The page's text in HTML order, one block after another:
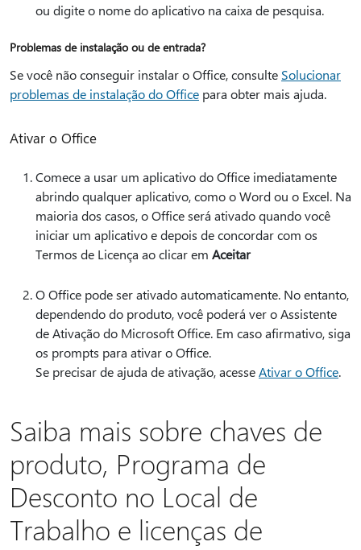
ou digite o nome do aplicativo na caixa de pesquisa.
Problemas de instalação ou de entrada?
Se você não conseguir instalar o Office, consulte Solucionar
problemas de instalação do Office para obter mais ajuda.
Ativar o Office
Comece a usar um aplicativo do Office imediatamente
abrindo qualquer aplicativo, como o Word ou o Excel. Na
maioria dos casos, o Office será ativado quando você
iniciar um aplicativo e depois de concordar com os
Termos de Licença ao clicar em Aceitar
O Office pode ser ativado automaticamente. No entanto,
dependendo do produto, você poderá ver o Assistente
de Ativação do Microsoft Office. Em caso afirmativo, siga
os prompts para ativar o Office.
Se precisar de ajuda de ativação, acesseAtivar o Office.
Saiba mais sobre chaves de
produto, Programa de
Desconto no Local de
Trabalho e licenças de